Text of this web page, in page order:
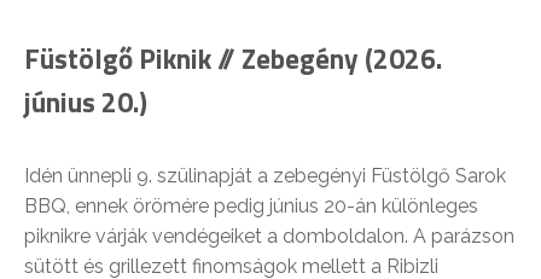
Füstölgő Piknik // Zebegény (2026.
június 20.)
Idén ünnepli 9. szülinapját a zebegényi Füstölgő Sarok
BBQ, ennek örömére pedig június 20-án különleges
piknikre várják vendégeiket a domboldalon. A parázson
sütött és grillezett finomságok mellett a Ribizli